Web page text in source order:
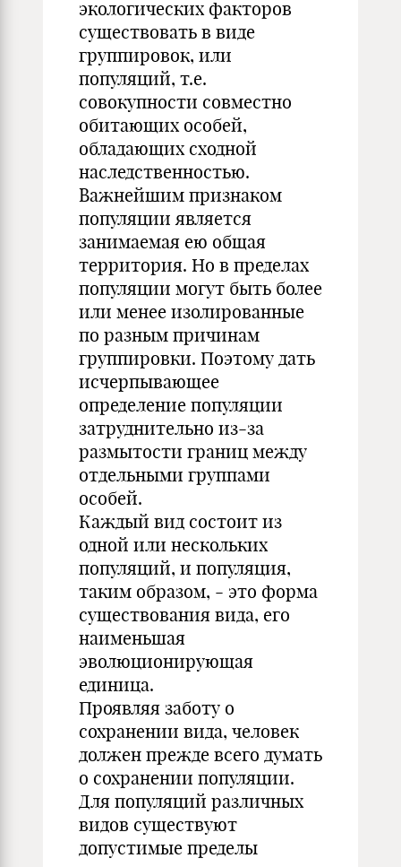
экологических факторов
существовать в виде
группировок, или
популяций, т.е.
совокупности совместно
обитающих особей,
обладающих сходной
наследственностью.
Важнейшим признаком
популяции является
занимаемая ею общая
территория. Но в пределах
популяции могут быть более
или менее изолированные
по разным причинам
группировки. Поэтому дать
исчерпывающее
определение популяции
затруднительно из-за
размытости границ между
отдельными группами
особей.
Каждый вид состоит из
одной или нескольких
популяций, и популяция,
таким образом, - это форма
существования вида, его
наименьшая
эволюционирующая
единица.
Проявляя заботу о
сохранении вида, человек
должен прежде всего думать
о сохранении популяции.
Для популяций различных
видов существуют
допустимые пределы